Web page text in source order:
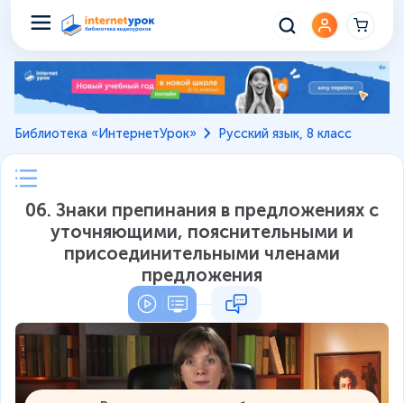
Библиотека «ИнтернетУрок» Русский язык, 8 класс
06. Знаки препинания в предложениях с
уточняющими, пояснительными и
присоединительными членами
предложения